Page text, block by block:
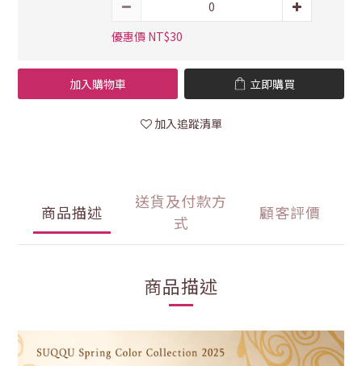
優惠價 NT$30
加入購物車 立即購買
加入追蹤清單
商品描述
送貨及付款方
式
顧客評價
商品描述